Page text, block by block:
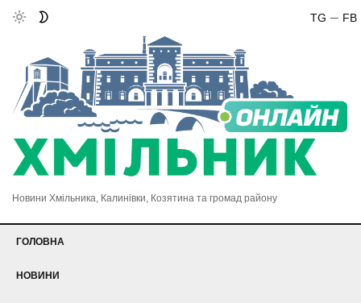
FB
TG
Новини Хмільника, Калинівки, Козятина та громад району
ГОЛОВНА
НОВИНИ